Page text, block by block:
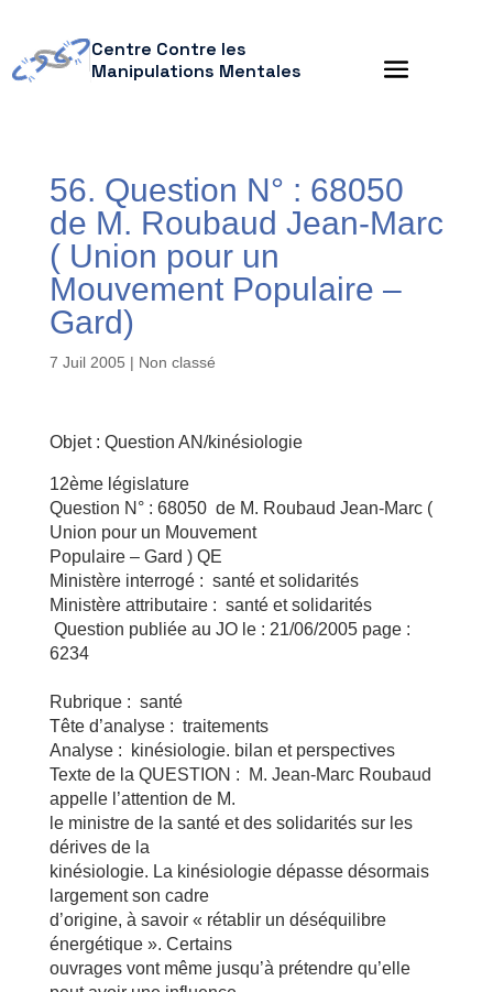
Centre Contre les
Manipulations Mentales
56. Question N° : 68050
de M. Roubaud Jean-Marc
( Union pour un
Mouvement Populaire –
Gard)
7 Juil 2005 | Non classé
Objet : Question AN/kinésiologie
12ème législature
Question N° : 68050 de M. Roubaud Jean-Marc (
Union pour un Mouvement
Populaire – Gard ) QE
Ministère interrogé : santé et solidarités
Ministère attributaire : santé et solidarités
Question publiée au JO le : 21/06/2005 page :
6234
Rubrique : santé
Tête d’analyse : traitements
Analyse : kinésiologie. bilan et perspectives
Texte de la QUESTION : M. Jean-Marc Roubaud
appelle l’attention de M.
le ministre de la santé et des solidarités sur les
dérives de la
kinésiologie. La kinésiologie dépasse désormais
largement son cadre
d’origine, à savoir « rétablir un déséquilibre
énergétique ». Certains
ouvrages vont même jusqu’à prétendre qu’elle